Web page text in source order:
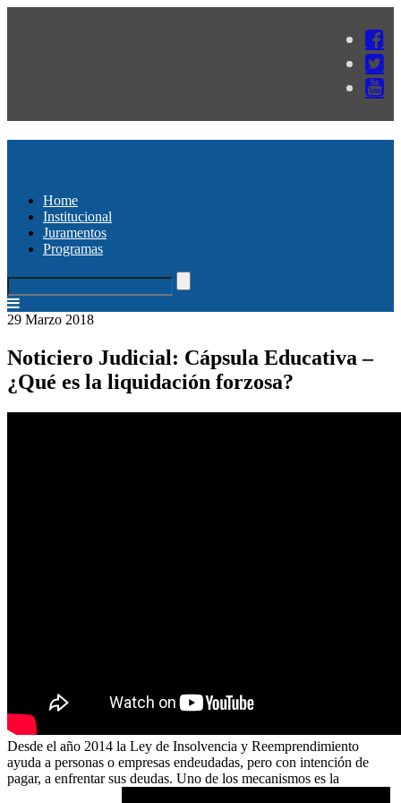
Home
Institucional
Juramentos
Programas
29 Marzo 2018
Noticiero Judicial: Cápsula Educativa –
¿Qué es la liquidación forzosa?
Desde el año 2014 la Ley de Insolvencia y Reemprendimiento
ayuda a personas o empresas endeudadas, pero con intención de
pagar, a enfrentar sus deudas. Uno de los mecanismos es la